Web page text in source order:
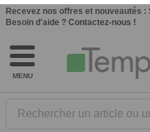
Recevez nos offres et nouveautés :
Besoin d'aide ? Contactez-nous !
MENU
Rechercher un article ou